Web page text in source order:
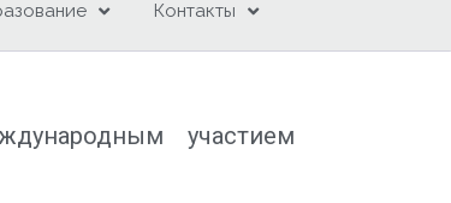
Контакты
участием